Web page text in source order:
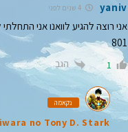
yaniv 4 שנים לפני
אני רוצה להגיע לוואנו אני
801
1 הגב
נקאמה
no Tony D. Stark